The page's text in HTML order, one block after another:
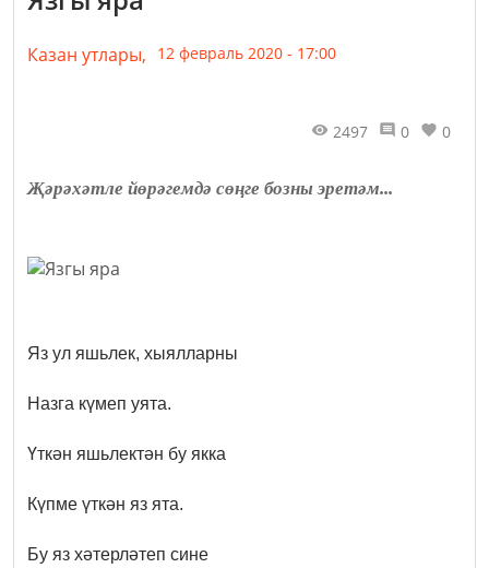
Казан утлары, 12 февраль 2020 - 17:00
2497 0 0
Җәрәхәтле йөрәгемдә сөңге бозны эретәм...
Яз ул яшьлек, хыялларны
Назга күмеп уята.
Үткән яшьлектән бу якка
Күпме үткән яз ята.
Бу яз хәтерләтеп сине